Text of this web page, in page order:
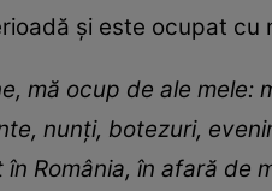
și este ocupat cu
mă ocup de ale
nunți, botezuri,
România, în afară de